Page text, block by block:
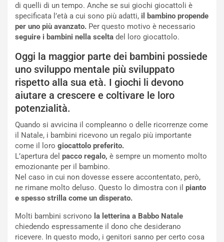
di quelli di un tempo. Anche se sui giochi giocattoli è
specificata l’età a cui sono più adatti, il bambino propende
per uno più avanzato. Per questo motivo è necessario
seguire i bambini nella scelta del loro giocattolo.
Oggi la maggior parte dei bambini possiede
uno sviluppo mentale più sviluppato
rispetto alla sua età. I giochi li devono
aiutare a crescere e coltivare le loro
potenzialità.
Quando si avvicina il compleanno o delle ricorrenze come
il Natale, i bambini ricevono un regalo più importante
come il loro giocattolo preferito.
L’apertura del pacco regalo, è sempre un momento molto
emozionante per il bambino.
Nel caso in cui non dovesse essere accontentato, però,
ne rimane molto deluso. Questo lo dimostra con il pianto
e spesso strilla come un disperato.
Molti bambini scrivono la letterina a Babbo Natale
chiedendo espressamente il dono che desiderano
ricevere. In questo modo, i genitori sanno per certo cosa